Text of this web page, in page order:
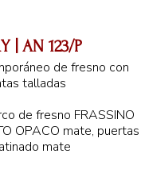
| AN 123/P
de fresno con
talladas
de fresno FRASSINO
OPACO mate, puertas
mate